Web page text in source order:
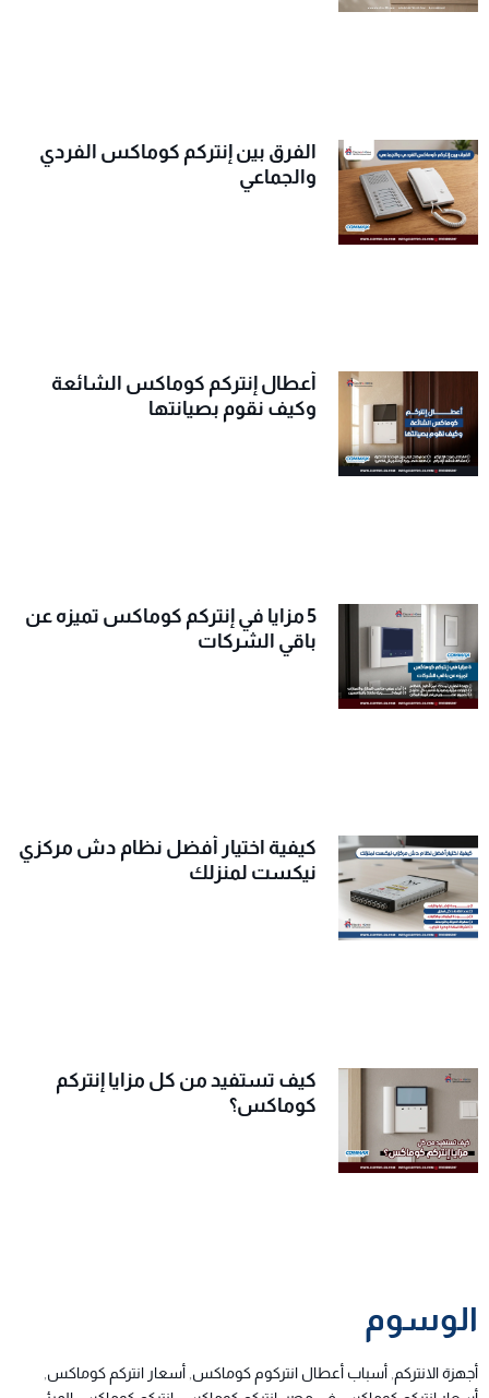
الفرق بين إنتركم كوماكس الفردي
والجماعي
أعطال إنتركم كوماكس الشائعة
وكيف نقوم بصيانتها
5 مزايا في إنتركم كوماكس تميزه عن
باقي الشركات
كيفية اختيار أفضل نظام دش مركزي
نيكست لمنزلك
كيف تستفيد من كل مزايا إنتركم
كوماكس؟
الوسوم
أجهزة الانتركم, أسباب أعطال انتركوم كوماكس, أسعار انتركم كوماكس,